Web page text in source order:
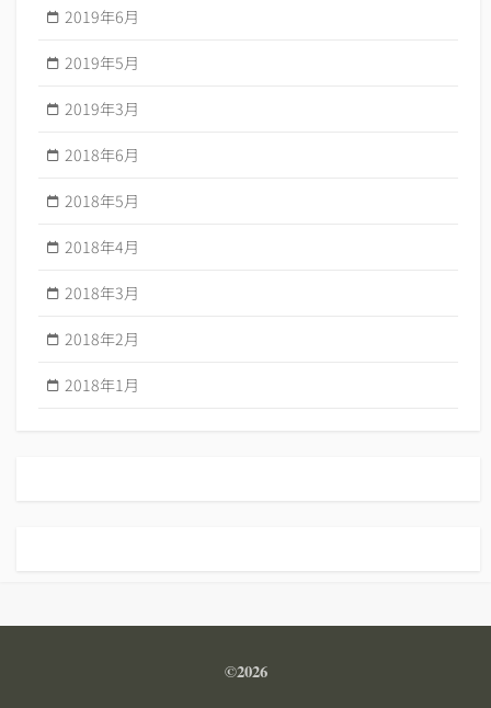
2019年6月
2019年5月
2019年3月
2018年6月
2018年5月
2018年4月
2018年3月
2018年2月
2018年1月
©2026